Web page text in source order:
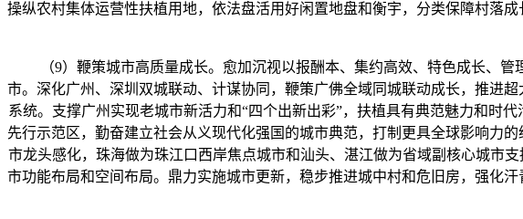
操纵农村集体运营性扶植用地，依法盘活用好闲置地盘和衡宇，分类保障村落
（9）鞭策城市高质量成长。愈加沉视以报酬本、集约高效、特色成长、管
市。深化广州、深圳双城联动、计谋协同，鞭策广佛全域同城联动成长，推进
系统。支撑广州实现老城市新活力和“四个出新出彩”，扶植具有典范魅力和时
先行示范区，勤奋建立社会从义现代化强国的城市典范，打制更具全球影响力
市龙头感化，珠海做为珠江口西岸焦点城市和汕头、湛江做为省域副核心城市
市功能布局和空间布局。鼎力实施城市更新，稳步推进城中村和危旧房，强化